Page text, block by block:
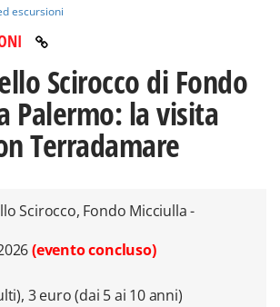
escursioni
Scirocco di Fondo
Palermo: la visita
Terradamare
Scirocco, Fondo Micciulla -
(evento concluso)
3 euro (dai 5 ai 10 anni)